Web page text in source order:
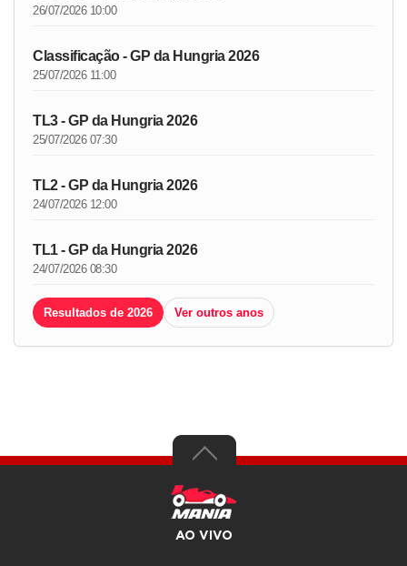
26/07/2026 10:00
Classificação - GP da Hungria 2026
25/07/2026 11:00
TL3 - GP da Hungria 2026
25/07/2026 07:30
TL2 - GP da Hungria 2026
24/07/2026 12:00
TL1 - GP da Hungria 2026
24/07/2026 08:30
Resultados de 2026 Ver outros anos
AO VIVO